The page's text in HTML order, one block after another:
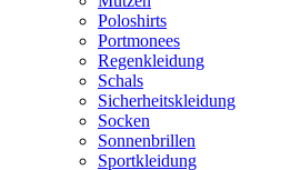
Poloshirts
Portmonees
Regenkleidung
Schals
Sicherheitskleidung
Socken
Sonnenbrillen
Sportkleidung